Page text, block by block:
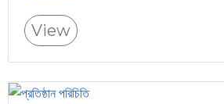
View